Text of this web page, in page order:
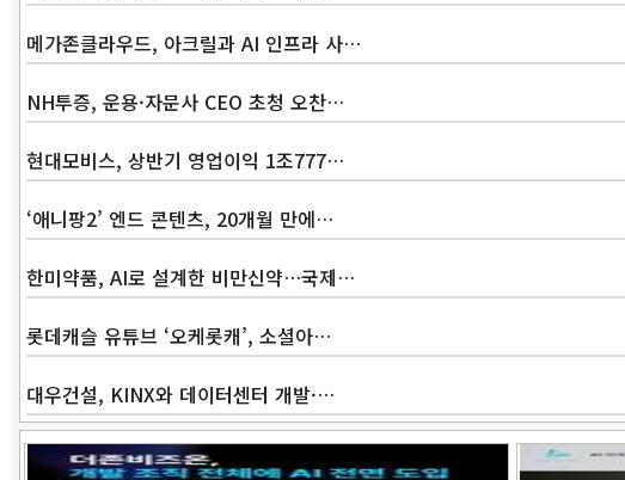
메가존클라우드, 아크릴과 AI 인프라 사…
NH투증, 운용·자문사 CEO 초청 오찬…
현대모비스, 상반기 영업이익 1조777…
‘애니팡2’ 엔드 콘텐츠, 20개월 만에…
한미약품, AI로 설계한 비만신약…국제…
롯데캐슬 유튜브 ‘오케롯캐’, 소셜아…
대우건설, KINX와 데이터센터 개발·…